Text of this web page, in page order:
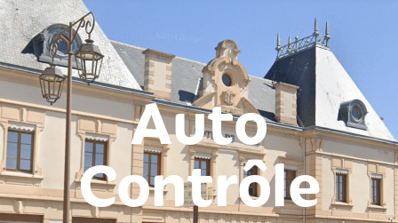
Auto
Contrôle